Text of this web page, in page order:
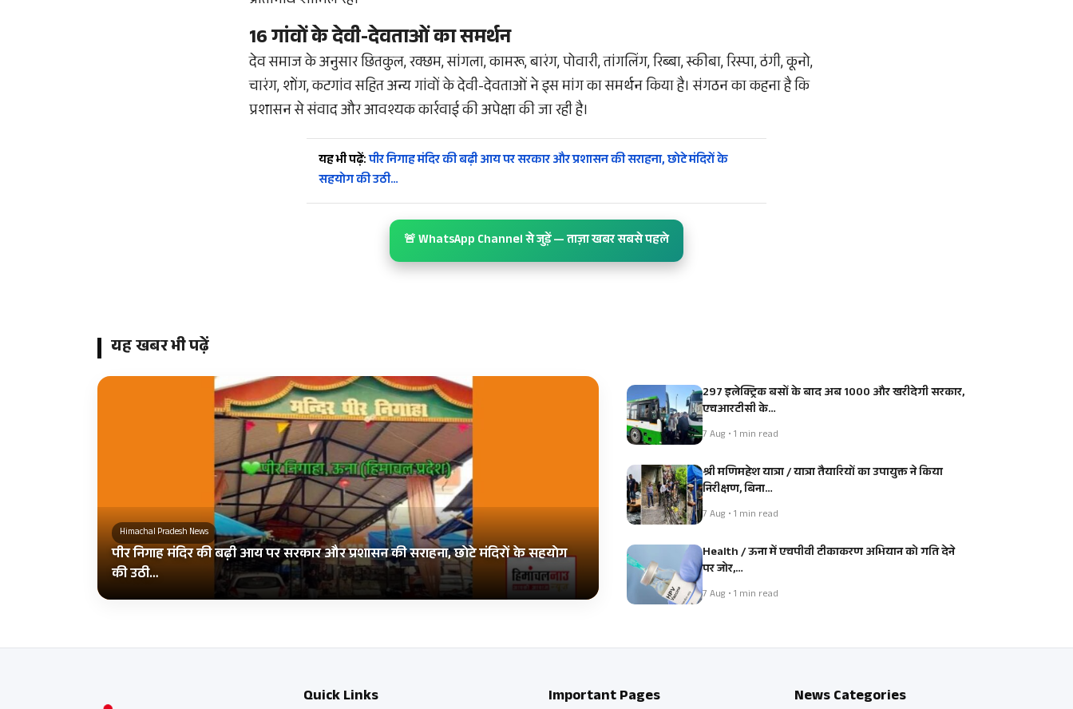
16 गांवों के देवी-देवताओं का समर्थन
देव समाज के अनुसार छितकुल, रक्छम, सांगला, कामरू, बारंग, पोवारी, तांगलिंग, रिब्बा, स्कीबा, रिस्पा, ठंगी, कूनो,
चारंग, शोंग, कटगांव सहित अन्य गांवों के देवी-देवताओं ने इस मांग का समर्थन किया है। संगठन का कहना है कि
प्रशासन से संवाद और आवश्यक कार्रवाई की अपेक्षा की जा रही है।
यह भी पढ़ें:पीर निगाह मंदिर की बढ़ी आय पर सरकार और प्रशासन की सराहना, छोटे मंदिरों के
सहयोग की उठी…
🚨 WhatsApp Channel से जुड़ें — ताज़ा खबर सबसे पहले
यह खबर भी पढ़ें
Himachal Pradesh News
पीर निगाह मंदिर की बढ़ी आय पर सरकार और प्रशासन की सराहना, छोटे मंदिरों के सहयोग
की उठी…
297 इलेक्ट्रिक बसों के बाद अब 1000 और खरीदेगी सरकार,
एचआरटीसी के…
7 Aug • 1 min read
श्री मणिमहेश यात्रा / यात्रा तैयारियों का उपायुक्त ने किया
निरीक्षण, बिना…
7 Aug • 1 min read
Health / ऊना में एचपीवी टीकाकरण अभियान को गति देने
पर जोर,…
7 Aug • 1 min read
Quick Links Important Pages News Categories